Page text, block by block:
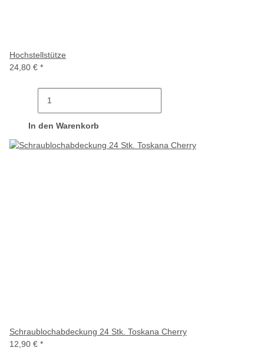
Hochstellstütze
24,80 € *
In den Warenkorb
Schraublochabdeckung 24 Stk. Toskana Cherry
12,90 € *